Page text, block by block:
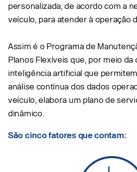
personalizada, de acordo com a
veículo, para atender à operação
Assim é o Programa de
Planos Flexíveis que, por meio da
inteligência artificial que
análise contínua dos dados
veículo, elabora um plano de
dinâmico.
São cinco fatores que contam: